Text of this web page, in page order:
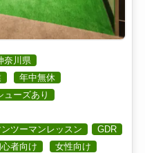
奈川県
年中無休
ューズあり
ンツーマンレッスン
GDR
者向け 女性向け